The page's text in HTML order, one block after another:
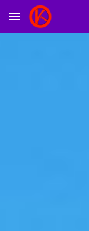
Skip to main content